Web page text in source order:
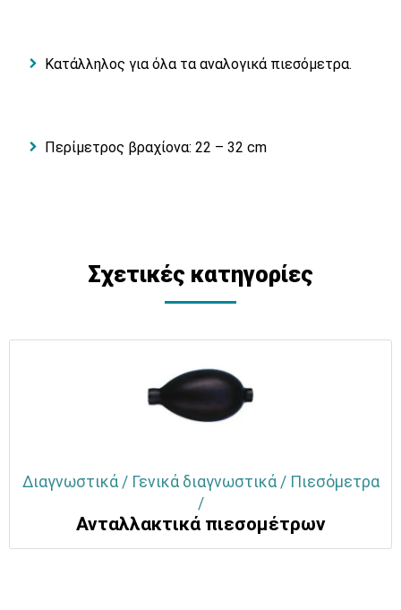
Κατάλληλος για όλα τα αναλογικά πιεσόμετρα.
Περίμετρος βραχίονα: 22 – 32 cm
Σχετικές κατηγορίες
Διαγνωστικά / Γενικά διαγνωστικά / Πιεσόμετρα
/
Ανταλλακτικά πιεσομέτρων